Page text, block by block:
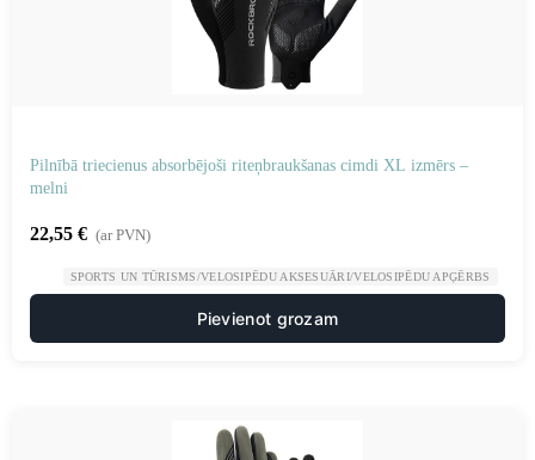
Pilnībā triecienus absorbējoši riteņbraukšanas cimdi XL izmērs –
melni
22,55 € (ar PVN)
SPORTS UN TŪRISMS/VELOSIPĒDU AKSESUĀRI/VELOSIPĒDU APĢĒRBS
Pievienot grozam